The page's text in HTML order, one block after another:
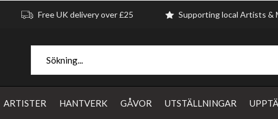
ARTISTER HANTVERK GÅVOR UTSTÄLLNINGAR
Free UK delivery over £25 Supporting local Artists &